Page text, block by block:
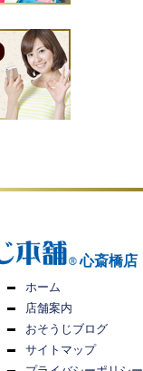
心斎橋店
ホーム
店舗案内
おそうじブログ
サイトマップ